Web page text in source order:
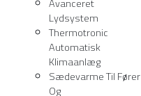
Lydsystem
Thermotronic
Automatisk
Klimaanlæg
Sædevarme Til Fører
Og